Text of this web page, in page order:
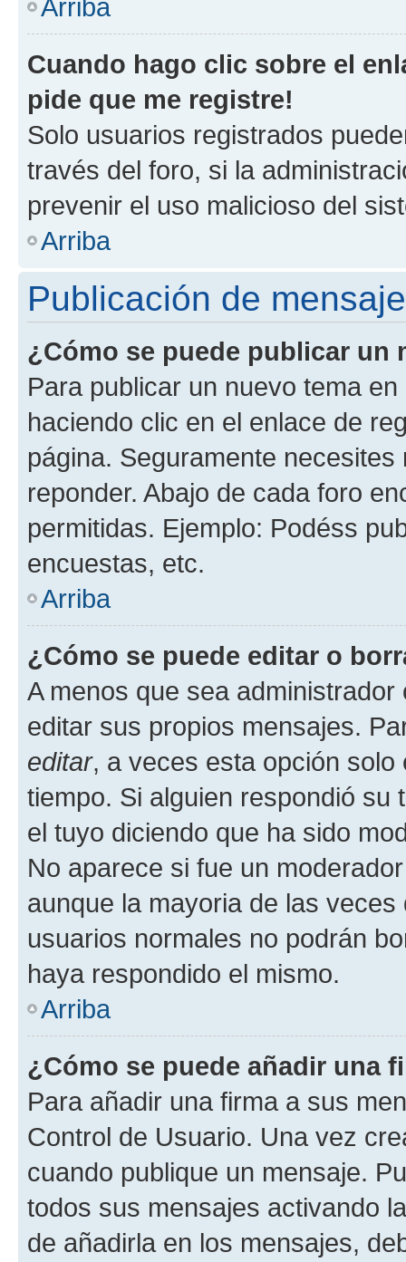
Arriba
Cuando hago clic sobre el
pide que me registre!
Solo usuarios registrados
través del foro, si la
prevenir el uso malicioso del
Arriba
Publicación de
¿Cómo se puede publicar un
Para publicar un nuevo tema
haciendo clic en el enlace de
página. Seguramente
reponder. Abajo de cada foro
permitidas. Ejemplo: Podéss
encuestas, etc.
Arriba
¿Cómo se puede editar o
A menos que sea
editar sus propios mensajes.
editar, a veces esta opción
tiempo. Si alguien respondió
el tuyo diciendo que ha sido
No aparece si fue un
aunque la mayoria de las
usuarios normales no podrán
haya respondido el mismo.
Arriba
¿Cómo se puede añadir una
Para añadir una firma a sus
Control de Usuario. Una vez
cuando publique un mensaje.
todos sus mensajes activando
de añadirla en los mensajes,